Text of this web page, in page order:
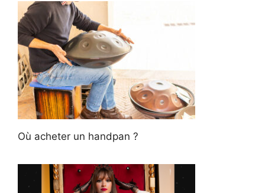
Où acheter un handpan ?